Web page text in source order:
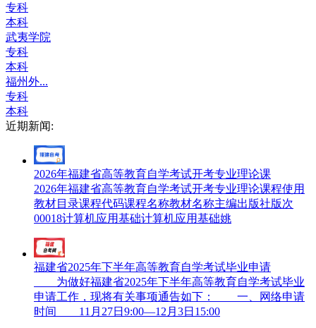
专科
本科
武夷学院
专科
本科
福州外...
专科
本科
近期新闻:
2026年福建省高等教育自学考试开考专业理论课
2026年福建省高等教育自学考试开考专业理论课程使用
教材目录课程代码课程名称教材名称主编出版社版次
00018计算机应用基础计算机应用基础姚
福建省2025年下半年高等教育自学考试毕业申请
为做好福建省2025年下半年高等教育自学考试毕业
申请工作，现将有关事项通告如下： 一、网络申请
时间 11月27日9:00—12月3日15:00